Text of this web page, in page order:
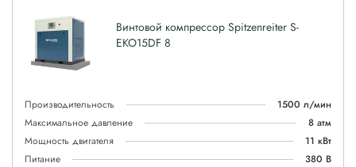
Винтовой компрессор Spitzenreiter S-
EKO15DF 8
Производительность
1500 л/мин
Максимальное давление
8 атм
Мощность двигателя
11 кВт
Питание
380 В